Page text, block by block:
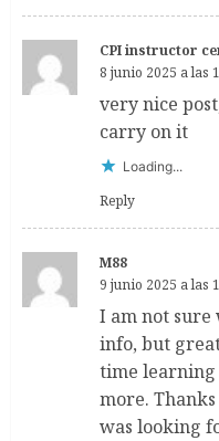
CPI instructor
8 junio 2025 a las
very nice
carry on it
Loading...
Reply
M88
9 junio 2025 a las
I am not
info, but
time
more.
was looking